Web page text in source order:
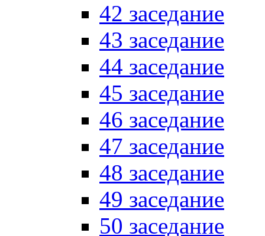
42 заседание
43 заседание
44 заседание
45 заседание
46 заседание
47 заседание
48 заседание
49 заседание
50 заседание